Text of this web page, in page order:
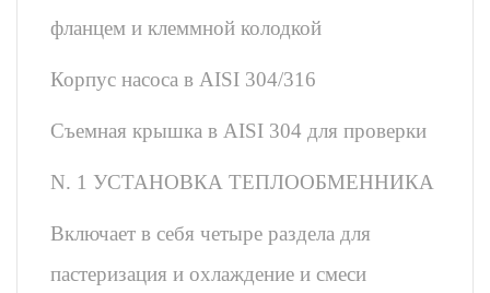
фланцем и клеммной колодкой
Корпус насоса в AISI 304/316
Съемная крышка в AISI 304 для проверки
N. 1 УСТАНОВКА ТЕПЛООБМЕННИКА
Включает в себя четыре раздела для
пастеризация и охлаждение и смеси